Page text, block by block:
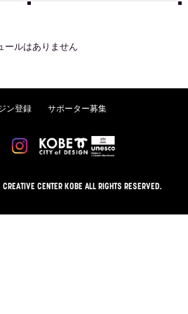
ールはありません
ン登録 サポーター募集
CENTER KOBE ALL RIGHTS RESERVED.